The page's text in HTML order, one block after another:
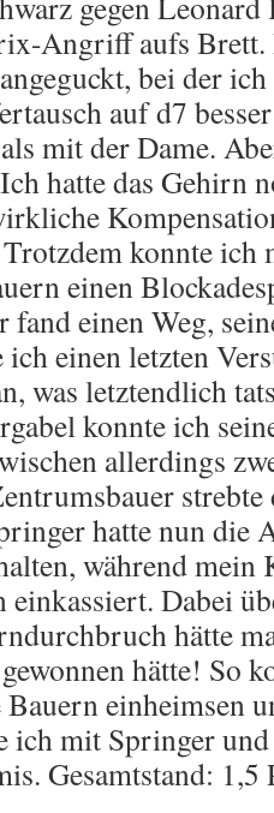
Angriff aufs
bei der
auf d7
mit der Dame.
hatte das Gehirn
konnte ich
einen
fand einen Weg,
einen letzten
was letztendlich
konnte ich
allerdings
hatte nun die
während mein
Dabei
hätte
hätte! So
einheimsen
ich mit Springer
Gesamtstand: 1,5